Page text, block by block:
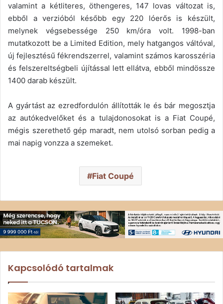
valamint a kétliteres, öthengeres, 147 lovas változat is,
ebből a verzióból később egy 220 lóerős is készült,
melynek végsebessége 250 km/óra volt. 1998-ban
mutatkozott be a Limited Edition, mely hatgangos váltóval,
új fejlesztésű fékrendszerrel, valamint számos karosszéria
és felszereltségbeli újítással lett ellátva, ebből mindössze
1400 darab készült.
A gyártást az ezredfordulón állították le és bár megosztja
az autókedvelőket és a tulajdonosokat is a Fiat Coupé,
mégis szerethető gép maradt, nem utolsó sorban pedig a
mai napig vonzza a szemeket.
Fiat Coupé
Kapcsolódó tartalmak